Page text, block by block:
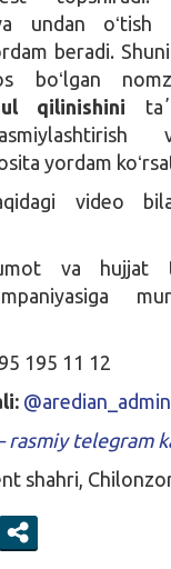
undan oʻtish
beradi.
boʻlgan
qilinishini
yordam
video
va hujjat
195 11 12
rasmiy telegram
shahri,